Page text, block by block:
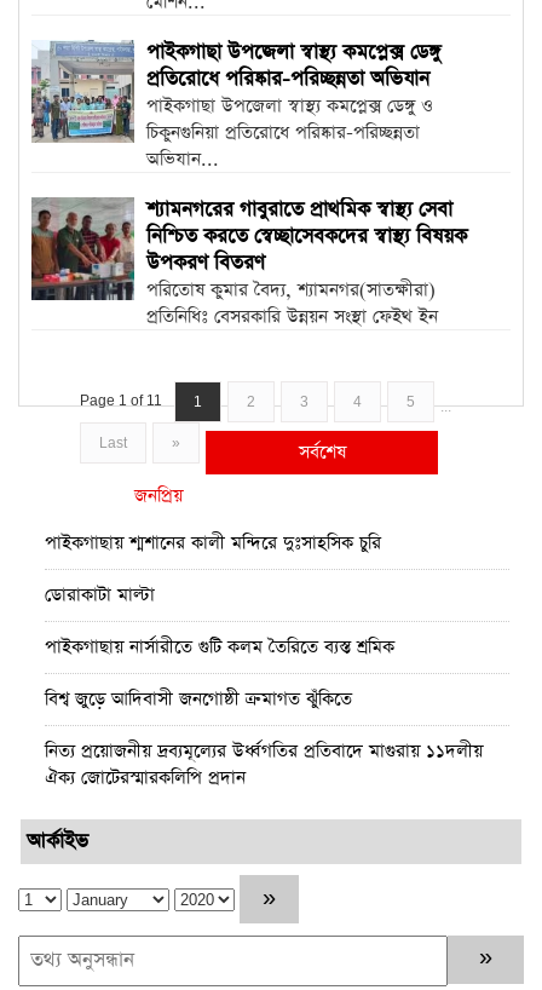
পাইকগাছা উপজেলা স্বাস্থ্য কমপ্লেক্স ডেঙ্গু
প্রতিরোধে পরিষ্কার-পরিচ্ছন্নতা অভিযান
পাইকগাছা উপজেলা স্বাস্থ্য কমপ্লেক্স ডেঙ্গু ও
চিকুনগুনিয়া প্রতিরোধে পরিষ্কার-পরিচ্ছন্নতা
অভিযান...
শ্যামনগরের গাবুরাতে প্রাথমিক স্বাস্থ্য সেবা
নিশ্চিত করতে স্বেচ্ছাসেবকদের স্বাস্থ্য বিষয়ক
উপকরণ বিতরণ
পরিতোষ কুমার বৈদ্য, শ্যামনগর(সাতক্ষীরা)
প্রতিনিধিঃ বেসরকারি উন্নয়ন সংস্থা ফেইথ ইন
Page 1 of 11 1 2 3 4 5 ...
Last »
সর্বশেষ
জনপ্রিয়
পাইকগাছায় শ্মশানের কালী মন্দিরে দুঃসাহসিক চুরি
ডোরাকাটা মাল্টা
পাইকগাছায় নার্সারীতে গুটি কলম তৈরিতে ব্যস্ত শ্রমিক
বিশ্ব জুড়ে আদিবাসী জনগোষ্ঠী ক্রমাগত ঝুঁকিতে
নিত্য প্রয়োজনীয় দ্রব্যমূল্যের উর্ধ্বগতির প্রতিবাদে মাগুরায় ১১দলীয়
ঐক্য জোটেরস্মারকলিপি প্রদান
মাগুরায় সাকিব আল হাসানের বাড়িতে ভাঙচুর, পেট্রোল নিক্ষেপ ও
অগ্নিসংযোগ
পাইকগাছায় শিক্ষার্থী ও গরীব-দুস্থদের মাঝে সাইকেল-ভ্যান ও সেলাই
মেশিন বিতরণ
আর্কাইভ